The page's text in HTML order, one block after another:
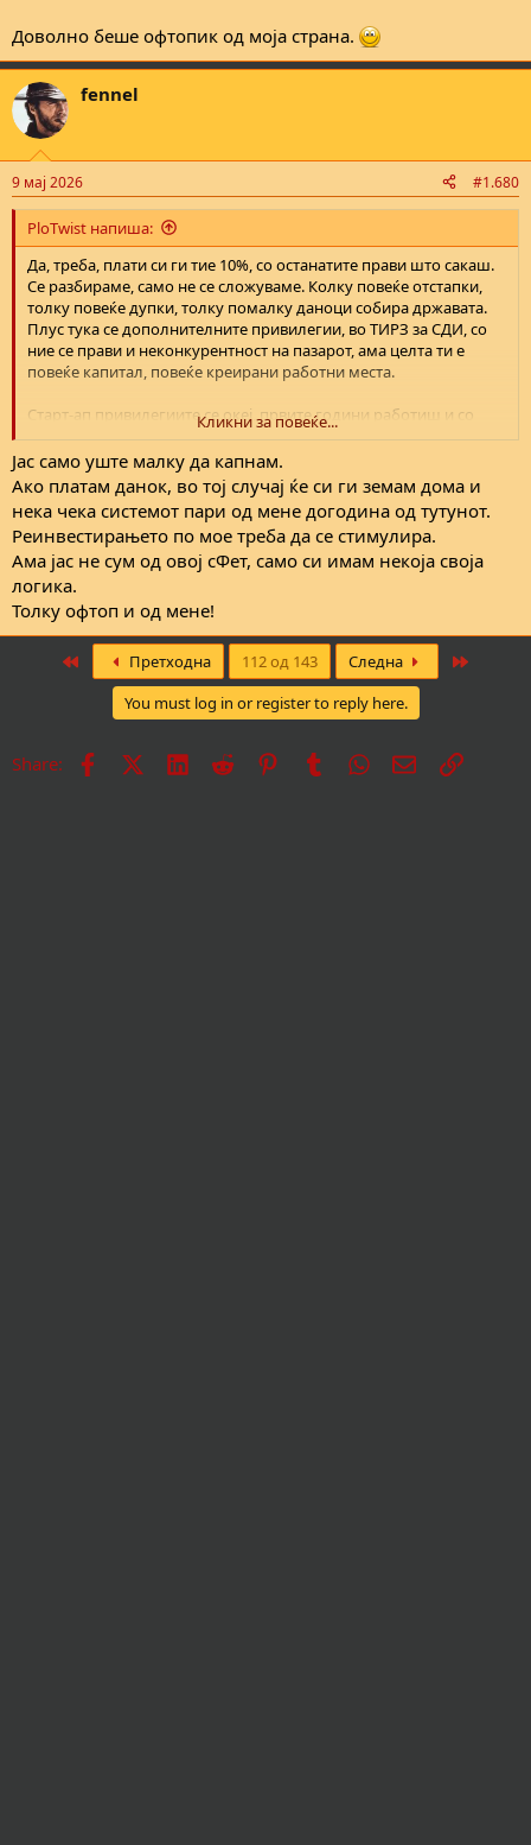
Доволно беше офтопик од моја страна.
fennel
9 мај 2026 #1.680
PloTwist напиша:
Да, треба, плати си ги тие 10%, со останатите прави што сакаш.
Се разбираме, само не се сложуваме. Колку повеќе отстапки,
толку повеќе дупки, толку помалку даноци собира државата.
Плус тука се дополнителните привилегии, во ТИРЗ за СДИ, со
ние се прави и неконкурентност на пазарот, ама целта ти е
повеќе капитал, повеќе креирани работни места.
Старт-ап привилегиите се океј, првите години работиш и со
загуба, ако си зел кредит да го отвориш бизнисот, треба да се
пробиеш на пазарот (пак имаш одредени политики на
неконкурентност), ама после тоа не гледам причина за
финансиски буст односно државна интервенција и помош.
Подобро е да се направи подобра бизнис клима, во
инвестирање и во инфраструктура, отколку да се пегла
финансиската слика, а притоа државата ти е на европското дно
во многу критеруими.
Доволно беше офтопик од моја страна.
Кликни за повеќе...
Јас само уште малку да капнам.
Ако платам данок, во тој случај ќе си ги земам дома и
нека чека системот пари од мене догодина од тутунот.
Реинвестирањето по мое треба да се стимулира.
Ама јас не сум од овој сФет, само си имам некоја своја
логика.
Толку офтоп и од мене!
Претходна 112 од 143 Следна
You must log in or register to reply here.
Share: Facebook LinkedInReddit PinterestTumblrWhatsApp
Е-поштаВрска